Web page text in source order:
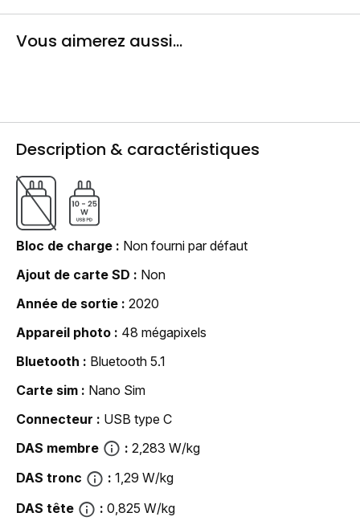
Vous aimerez aussi...
Description & caractéristiques
Bloc de charge
Non fourni par défaut
Ajout de carte SD
Non
Année de sortie
2020
Appareil photo
48 mégapixels
Bluetooth
Bluetooth 5.1
Carte sim
Nano Sim
Connecteur
USB type C
DAS membre
2,283 W/kg
DAS tronc
1,29 W/kg
DAS tête
0,825 W/kg